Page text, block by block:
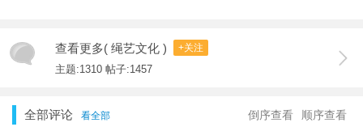
查看更多( 绳艺文化 ) +关注
主题:1310 帖子:1457
全部评论 看全部 顺序查看
倒序查看